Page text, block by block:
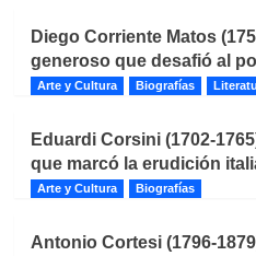
Diego Corriente Matos
generoso que desafió al
Arte y Cultura Biografías
Eduardi Corsini (1702-
que marcó la erudición
Arte y Cultura Biografías
Antonio Cortesi (1796-